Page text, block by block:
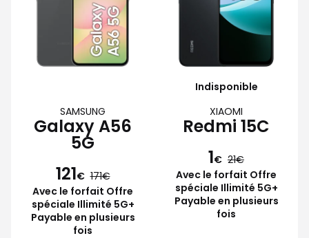
SAMSUNG
Galaxy A56
5G
121€ 171
Avec le forfait Offre
spéciale Illimité 5G+
Payable en plusieurs
fois
Indisponible
XIAOMI
Redmi 15C
1€ 21
Avec le forfait Offre
spéciale Illimité 5G+
Payable en plusieurs
fois